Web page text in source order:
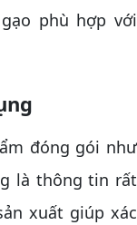
phù hợp với
đóng gói như
là thông tin rất
xuất giúp xác